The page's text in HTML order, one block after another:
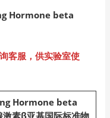
Hormone beta
客服，供实验室使
Hormone beta
激素β亚基国际标准物